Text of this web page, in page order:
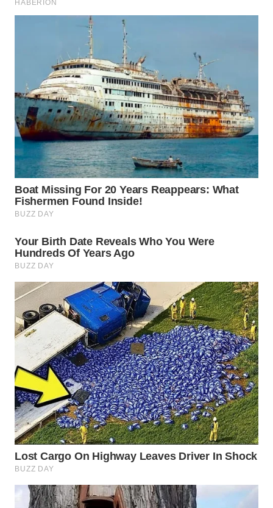
WN
TAPANULI
UTARA
WN
SAMOSIR
WN
PADANG
WN
WN
CIANJUR
WN
KEPULAUAN
SERIBU
WN
TANGERANG
WN
BINJAI
WN